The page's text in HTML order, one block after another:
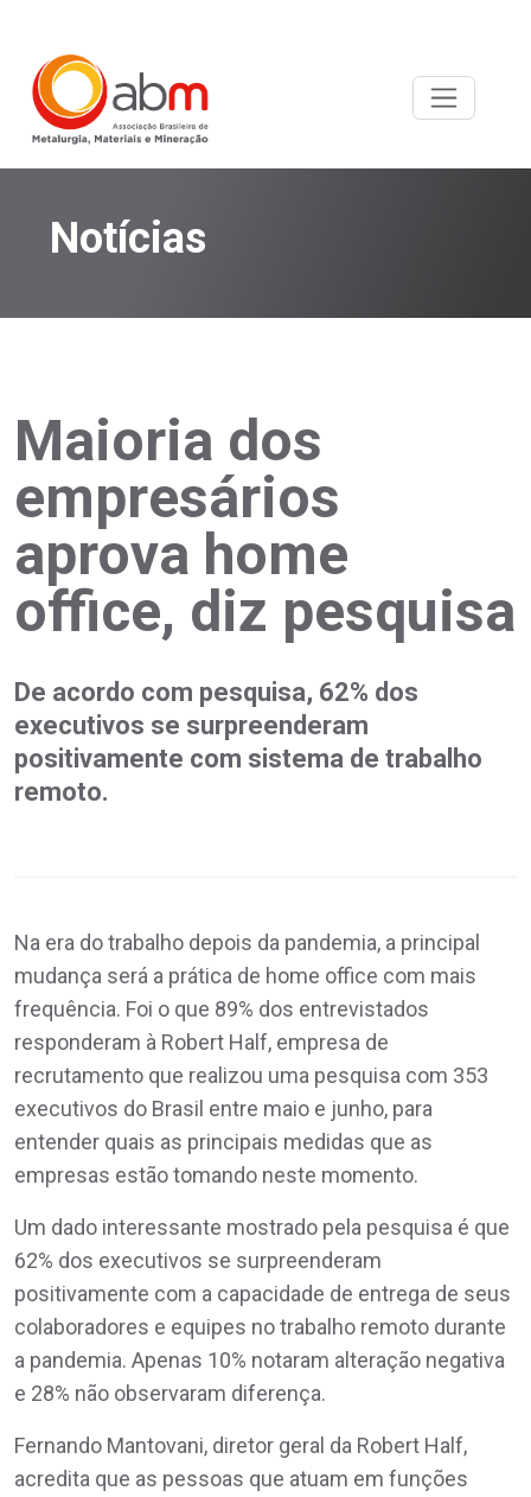
Notícias
Maioria dos
empresários
aprova home
office, diz pesquisa
De acordo com pesquisa, 62% dos
executivos se surpreenderam
positivamente com sistema de trabalho
remoto.
Na era do trabalho depois da pandemia, a principal
mudança será a prática de home office com mais
frequência. Foi o que 89% dos entrevistados
responderam à Robert Half, empresa de
recrutamento que realizou uma pesquisa com 353
executivos do Brasil entre maio e junho, para
entender quais as principais medidas que as
empresas estão tomando neste momento.
Um dado interessante mostrado pela pesquisa é que
62% dos executivos se surpreenderam
positivamente com a capacidade de entrega de seus
colaboradores e equipes no trabalho remoto durante
a pandemia. Apenas 10% notaram alteração negativa
e 28% não observaram diferença.
Fernando Mantovani, diretor geral da Robert Half,
acredita que as pessoas que atuam em funções